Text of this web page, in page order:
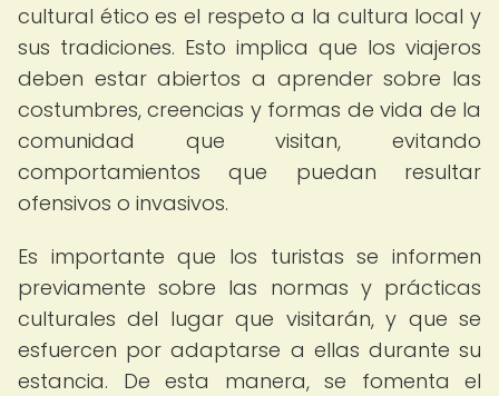
cultural ético es el respeto a la cultura local y
sus tradiciones. Esto implica que los viajeros
deben estar abiertos a aprender sobre las
costumbres, creencias y formas de vida de la
comunidad que visitan, evitando
comportamientos que puedan resultar
ofensivos o invasivos.
Es importante que los turistas se informen
previamente sobre las normas y prácticas
culturales del lugar que visitarán, y que se
esfuercen por adaptarse a ellas durante su
estancia. De esta manera, se fomenta el